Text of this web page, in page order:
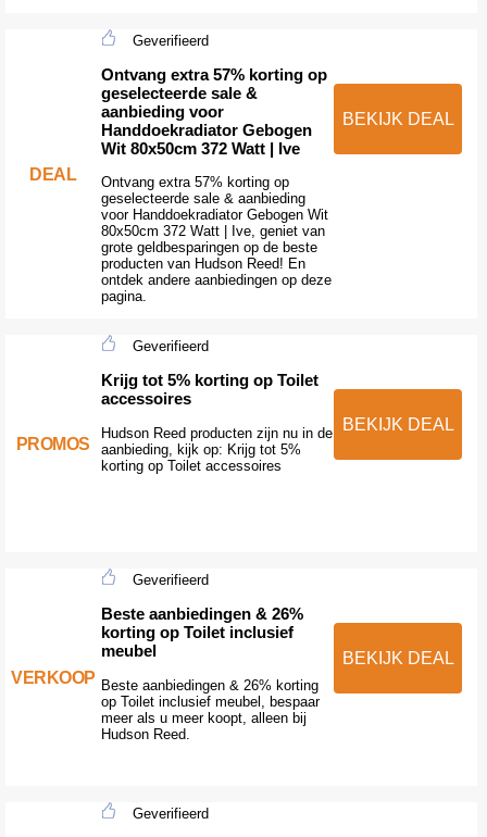
DEAL
Geverifieerd
Ontvang extra 57% korting op
geselecteerde sale &
aanbieding voor
Handdoekradiator Gebogen
Wit 80x50cm 372 Watt | Ive
Ontvang extra 57% korting op
geselecteerde sale & aanbieding
voor Handdoekradiator Gebogen Wit
80x50cm 372 Watt | Ive, geniet van
grote geldbesparingen op de beste
producten van Hudson Reed! En
ontdek andere aanbiedingen op deze
pagina.
BEKIJK DEAL
PROMOS
Geverifieerd
Krijg tot 5% korting op Toilet
accessoires
Hudson Reed producten zijn nu in de
aanbieding, kijk op: Krijg tot 5%
korting op Toilet accessoires
BEKIJK DEAL
VERKOOP
Geverifieerd
Beste aanbiedingen & 26%
korting op Toilet inclusief
meubel
Beste aanbiedingen & 26% korting
op Toilet inclusief meubel, bespaar
meer als u meer koopt, alleen bij
Hudson Reed.
BEKIJK DEAL
Geverifieerd